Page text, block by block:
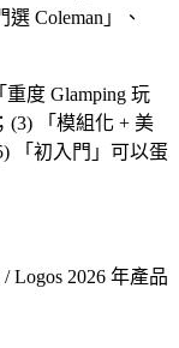
選 Coleman 」、
重度 Glamping 玩
(3) 「 模組化 + 美
「 初入門 」可以蛋
Logos 2026 年產品